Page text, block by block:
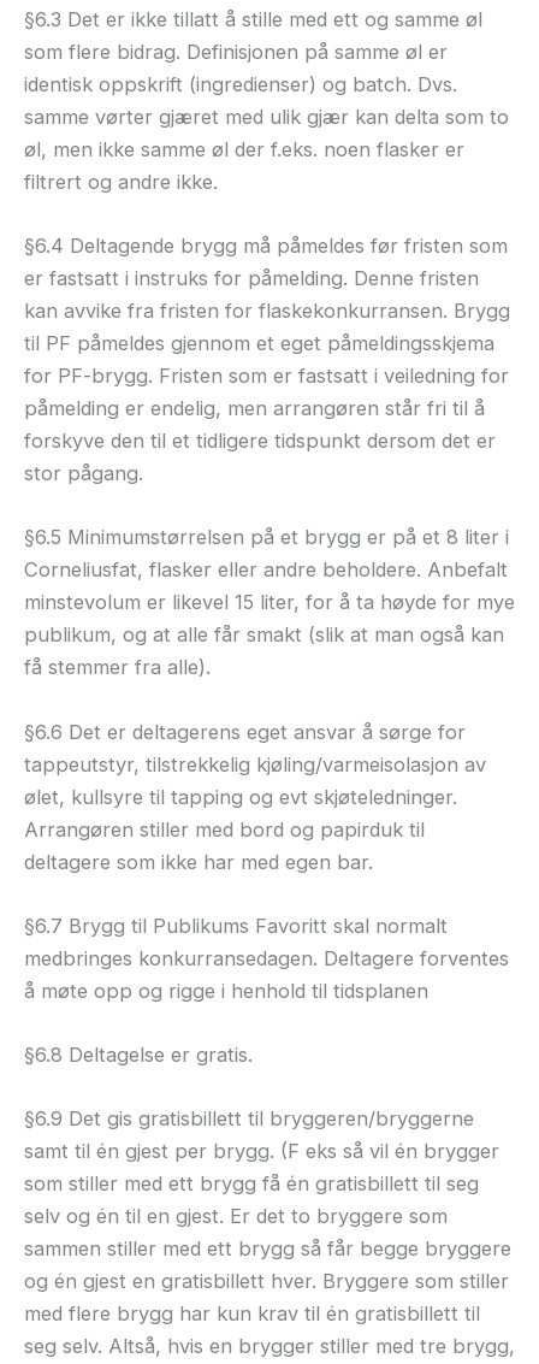
§6.3 Det er ikke tillatt å stille med ett og samme øl
som flere bidrag. Definisjonen på samme øl er
identisk oppskrift (ingredienser) og batch. Dvs.
samme vørter gjæret med ulik gjær kan delta som to
øl, men ikke samme øl der f.eks. noen flasker er
filtrert og andre ikke.
§6.4 Deltagende brygg må påmeldes før fristen som
er fastsatt i instruks for påmelding. Denne fristen
kan avvike fra fristen for flaskekonkurransen. Brygg
til PF påmeldes gjennom et eget påmeldingsskjema
for PF-brygg. Fristen som er fastsatt i veiledning for
påmelding er endelig, men arrangøren står fri til å
forskyve den til et tidligere tidspunkt dersom det er
stor pågang.
§6.5 Minimumstørrelsen på et brygg er på et 8 liter i
Corneliusfat, flasker eller andre beholdere. Anbefalt
minstevolum er likevel 15 liter, for å ta høyde for mye
publikum, og at alle får smakt (slik at man også kan
få stemmer fra alle).
§6.6 Det er deltagerens eget ansvar å sørge for
tappeutstyr, tilstrekkelig kjøling/varmeisolasjon av
ølet, kullsyre til tapping og evt skjøteledninger.
Arrangøren stiller med bord og papirduk til
deltagere som ikke har med egen bar.
§6.7 Brygg til Publikums Favoritt skal normalt
medbringes konkurransedagen. Deltagere forventes
å møte opp og rigge i henhold til tidsplanen
§6.8 Deltagelse er gratis.
§6.9 Det gis gratisbillett til bryggeren/bryggerne
samt til én gjest per brygg. (F eks så vil én brygger
som stiller med ett brygg få én gratisbillett til seg
selv og én til en gjest. Er det to bryggere som
sammen stiller med ett brygg så får begge bryggere
og én gjest en gratisbillett hver. Bryggere som stiller
med flere brygg har kun krav til én gratisbillett til
seg selv. Altså, hvis en brygger stiller med tre brygg,